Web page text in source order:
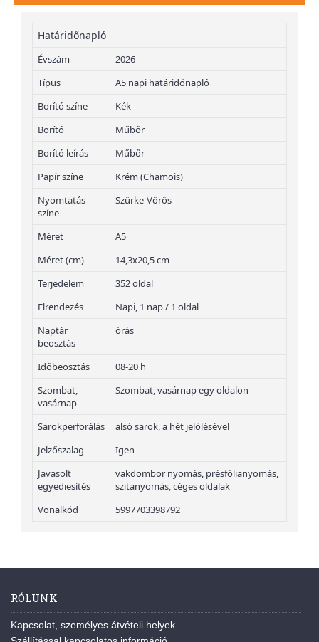
Határidőnapló
Évszám
2026
Típus
A5 napi határidőnapló
Borító színe
Kék
Borító
Műbőr
Borító leírás
Műbőr
Papír színe
Krém (Chamois)
Nyomtatás
színe
Szürke-Vörös
Méret
A5
Méret (cm)
14,3x20,5 cm
Terjedelem
352 oldal
Elrendezés
Napi, 1 nap / 1 oldal
Naptár
beosztás
órás
Időbeosztás
08-20 h
Szombat,
vasárnap
Szombat, vasárnap egy oldalon
Sarokperforálás
alsó sarok, a hét jelölésével
Jelzőszalag
Igen
Javasolt
egyediesítés
vakdombor nyomás, présfólianyomás,
szitanyomás, céges oldalak
Vonalkód
5997703398792
RÓLUNK
Kapcsolat, személyes átvételi helyek